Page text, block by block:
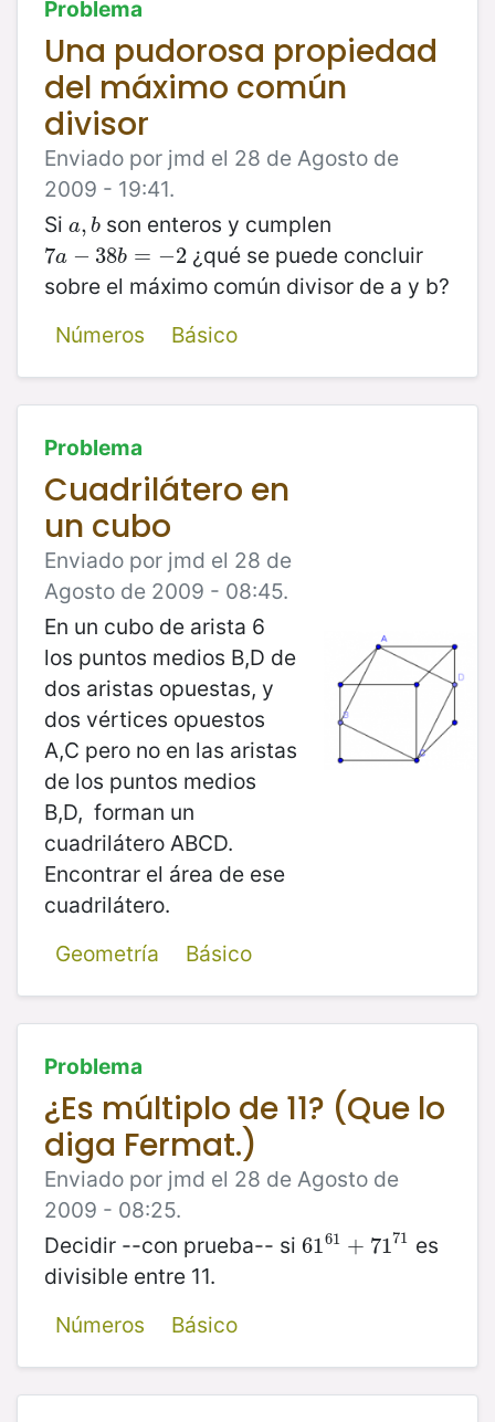
Problema
Una pudorosa propiedad
del máximo común
divisor
Enviado por jmd el 28 de Agosto de
2009 - 19:41.
Si a, b
a,b son enteros y cumplen
7a − 38b = −2
7a −38b=−2
¿qué se puede concluir
sobre el máximo común divisor de a y b?
Números
Básico
Problema
Cuadrilátero en
un cubo
Enviado por jmd el 28 de
Agosto de 2009 - 08:45.
En un cubo de arista 6
los puntos medios B,D de
dos aristas opuestas, y
dos vértices opuestos
A,C pero no en las aristas
de los puntos medios
B,D, forman un
cuadrilátero ABCD.
Encontrar el área de ese
cuadrilátero.
Geometría
Básico
Problema
¿Es múltiplo de 11? (Que lo
diga Fermat.)
Enviado por jmd el 28 de Agosto de
2009 - 08:25.
Decidir --con prueba-- si 6161 + 7171
6161 +7171 es
divisible entre 11.
Números
Básico